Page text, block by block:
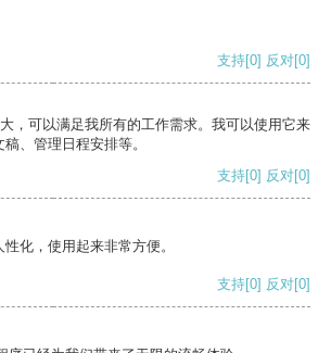
支持[0] 反对[0]
，可以满足我所有的工作需求。我可以使用它来
、管理日程安排等。
支持[0] 反对[0]
化，使用起来非常方便。
支持[0] 反对[0]